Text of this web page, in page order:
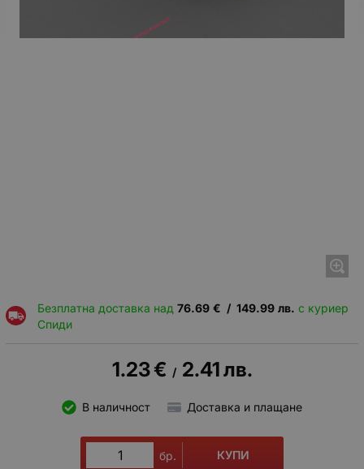
Безплатна доставка над 76.69 € / 149.99 лв. с куриер
Спиди
1.23€ / 2.41лв.
В наличност Доставка и плащане
бр. КУПИ